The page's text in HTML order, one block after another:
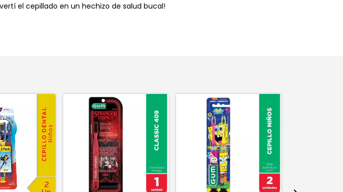
el cepillado en un hechizo de salud bucal!